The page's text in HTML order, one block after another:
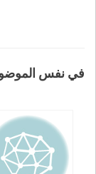
في نفس